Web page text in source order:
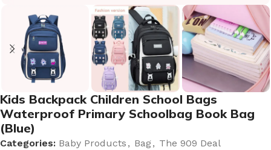
Kids Backpack Children School Bags
Waterproof Primary Schoolbag Book Bag
(Blue)
Categories: Baby Products , Bag, The 909 Deal